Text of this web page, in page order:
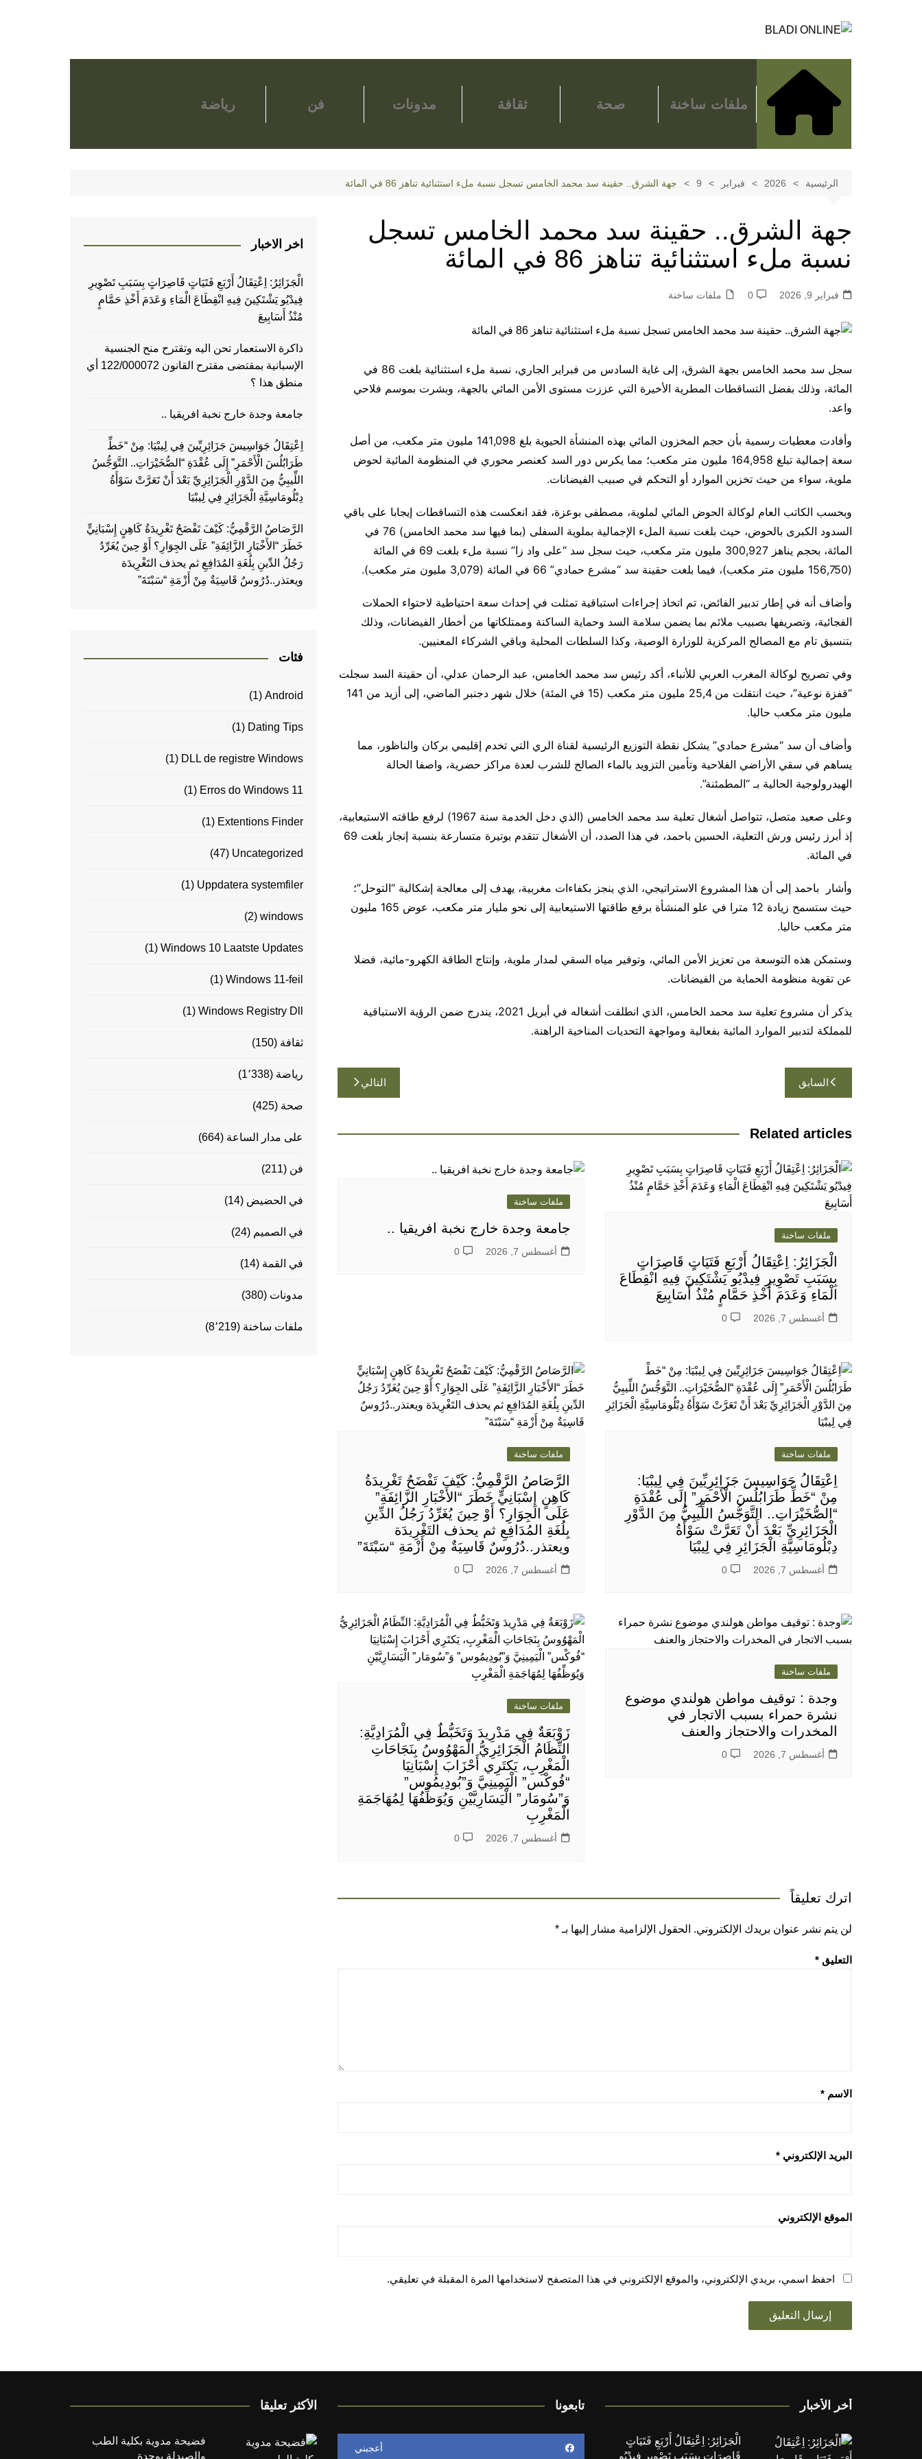
ملفات ساخنة صحة ثقافة مدونات فن رياضة
الرئيسية 2026 فبراير 9 جهة الشرق.. حقينة سد محمد الخامس تسجل نسبة ملء استثنائية تناهز 86 في المائة
جهة الشرق.. حقينة سد محمد الخامس تسجل
نسبة ملء استثنائية تناهز 86 في المائة
فبراير 9, 2026 0 ملفات ساخنة
سجل سد محمد الخامس بجهة الشرق، إلى غاية السادس من فبراير الجاري، نسبة ملء استثنائية بلغت 86 في
المائة، وذلك بفضل التساقطات المطرية الأخيرة التي عززت مستوى الأمن المائي بالجهة، وبشرت بموسم فلاحي
واعد.
وأفادت معطيات رسمية بأن حجم المخزون المائي بهذه المنشأة الحيوية بلغ 141,098 مليون متر مكعب، من أصل
سعة إجمالية تبلغ 164,958 مليون متر مكعب؛ مما يكرس دور السد كعنصر محوري في المنظومة المائية لحوض
ملوية، سواء من حيث تخزين الموارد أو التحكم في صبيب الفيضانات.
وبحسب الكاتب العام لوكالة الحوض المائي لملوية، مصطفى بوعزة، فقد انعكست هذه التساقطات إيجابا على باقي
السدود الكبرى بالحوض، حيث بلغت نسبة الملء الإجمالية بملوية السفلى (بما فيها سد محمد الخامس) 76 في
المائة، بحجم يناهز 300,927 مليون متر مكعب، حيث سجل سد “على واد زا” نسبة ملء بلغت 69 في المائة
(156,750 مليون متر مكعب)، فيما بلغت حقينة سد “مشرع حمادي” 66 في المائة (3,079 مليون متر مكعب).
وأضاف أنه في إطار تدبير الفائض، تم اتخاذ إجراءات استباقية تمثلت في إحداث سعة احتياطية لاحتواء الحملات
الفجائية، وتصريفها بصبيب ملائم بما يضمن سلامة السد وحماية الساكنة وممتلكاتها من أخطار الفيضانات، وذلك
بتنسيق تام مع المصالح المركزية للوزارة الوصية، وكذا السلطات المحلية وباقي الشركاء المعنيين.
وفي تصريح لوكالة المغرب العربي للأنباء، أكد رئيس سد محمد الخامس، عبد الرحمان عدلي، أن حقينة السد سجلت
“قفزة نوعية”، حيث انتقلت من 25,4 مليون متر مكعب (15 في المئة) خلال شهر دجنبر الماضي، إلى أزيد من 141
مليون متر مكعب حاليا.
وأضاف أن سد “مشرع حمادي” يشكل نقطة التوزيع الرئيسية لقناة الري التي تخدم إقليمي بركان والناظور، مما
يساهم في سقي الأراضي الفلاحية وتأمين التزويد بالماء الصالح للشرب لعدة مراكز حضرية، واصفا الحالة
الهيدرولوجية الحالية بـ “المطمئنة”.
وعلى صعيد متصل، تتواصل أشغال تعلية سد محمد الخامس (الذي دخل الخدمة سنة 1967) لرفع طاقته الاستيعابية،
إذ أبرز رئيس ورش التعلية، الحسين باحمد، في هذا الصدد، أن الأشغال تتقدم بوتيرة متسارعة بنسبة إنجاز بلغت 69
في المائة.
وأشار باحمد إلى أن هذا المشروع الاستراتيجي، الذي ينجز بكفاءات مغربية، يهدف إلى معالجة إشكالية “التوحل”؛
حيث ستسمح زيادة 12 مترا في علو المنشأة برفع طاقتها الاستيعابية إلى نحو مليار متر مكعب، عوض 165 مليون
متر مكعب حاليا.
وستمكن هذه التوسعة من تعزيز الأمن المائي، وتوفير مياه السقي لمدار ملوية، وإنتاج الطاقة الكهرو-مائية، فضلا
عن تقوية منظومة الحماية من الفيضانات.
يذكر أن مشروع تعلية سد محمد الخامس، الذي انطلقت أشغاله في أبريل 2021، يندرج ضمن الرؤية الاستباقية
للمملكة لتدبير الموارد المائية بفعالية ومواجهة التحديات المناخية الراهنة.
تصفّح
المقالات
السابق التالي
Related articles
ملفات ساخنة
الْجَزَائِرُ: اِعْتِقَالُ أَرْبَعِ فَتَيَاتٍ قَاصِرَاتٍ
بِسَبَبِ تَصْوِيرِ فِيدْيُو يَشْتَكِينَ فِيهِ انْقِطَاعَ
الْمَاءِ وَعَدَمَ أَخْذِ حَمَّامٍ مُنْذُ أَسَابِيعَ
أغسطس 7, 2026 0
ملفات ساخنة
جامعة وجدة خارج نخبة افريقيا ..
أغسطس 7, 2026 0
ملفات ساخنة
اِعْتِقَالُ جَوَاسِيسَ جَزَائِرِيِّينَ فِي لِيبْيَا:
مِنْ “خَطِّ طَرَابُلُسَ الْأَحْمَرِ” إِلَى عُقْدَةِ
“الصُّخَيْرَاتِ.. التَّوَجُّسُ اللِّيبِيُّ مِنَ الدَّوْرِ
الْجَزَائِرِيِّ بَعْدَ أَنْ تَعَرَّتْ سَوْأَةُ
دِبْلُومَاسِيَّةِ الْجَزَائِرِ فِي لِيبْيَا
أغسطس 7, 2026 0
ملفات ساخنة
الرَّصَاصُ الرَّقْمِيُّ: كَيْفَ تَفْضَحُ تَغْرِيدَةُ
كَاهِنٍ إِسْبَانِيٍّ خَطَرَ “الأَخْبَارِ الزَّائِفَةِ”
عَلَى الجِوَارِ؟ أَوْ حِينَ يُغَرِّدُ رَجُلُ الدِّينِ
بِلُغَةِ المُدَافِعِ ثم يحذف التَغْرِيدَة
ويعتذر..دُرُوسٌ قَاسِيَةٌ مِنْ أَزْمَةِ “سَبْتَةَ”
أغسطس 7, 2026 0
ملفات ساخنة
وجدة : توقيف مواطن هولندي موضوع
نشرة حمراء بسبب الاتجار في
المخدرات والاحتجاز والعنف
أغسطس 7, 2026 0
ملفات ساخنة
زَوْبَعَةٌ فِي مَدْرِيدَ وَتَخَبُّطٌ فِي الْمُرَادِيَّةِ:
النِّظَامُ الْجَزَائِرِيُّ الْمَهْوُوسُ بِنَجَاحَاتِ
الْمَغْرِبِ، يَكتَرِي أَحْزَابَ إِسْبَانِيَا
“فُوكْس” الْيَمِينِيَّ وَ”بُودِيمُوس”
وَ”سُومَار” الْيَسَارِيَّيْنِ وَيُوَظِّفُهَا لِمُهَاجَمَةِ
الْمَغْرِبِ
أغسطس 7, 2026 0
اترك تعليقاً
لن يتم نشر عنوان بريدك الإلكتروني. الحقول الإلزامية مشار إليها بـ *
التعليق *
الاسم *
البريد الإلكتروني *
الموقع الإلكتروني
احفظ اسمي، بريدي الإلكتروني، والموقع الإلكتروني في هذا المتصفح لاستخدامها المرة المقبلة في تعليقي.
اخر الاخبار
الْجَزَائِرُ: اِعْتِقَالُ أَرْبَعِ فَتَيَاتٍ قَاصِرَاتٍ بِسَبَبِ تَصْوِيرِ
فِيدْيُو يَشْتَكِينَ فِيهِ انْقِطَاعَ الْمَاءِ وَعَدَمَ أَخْذِ حَمَّامٍ
مُنْذُ أَسَابِيعَ
ذاكرة الاستعمار تحن اليه وتقترح منح الجنسية
الإسبانية بمقتضى مقترح القانون 122/000072 أي
منطق هذا ؟
جامعة وجدة خارج نخبة افريقيا ..
اِعْتِقَالُ جَوَاسِيسَ جَزَائِرِيِّينَ فِي لِيبْيَا: مِنْ “خَطِّ
طَرَابُلُسَ الْأَحْمَرِ” إِلَى عُقْدَةِ “الصُّخَيْرَاتِ.. التَّوَجُّسُ
اللِّيبِيُّ مِنَ الدَّوْرِ الْجَزَائِرِيِّ بَعْدَ أَنْ تَعَرَّتْ سَوْأَةُ
دِبْلُومَاسِيَّةِ الْجَزَائِرِ فِي لِيبْيَا
الرَّصَاصُ الرَّقْمِيُّ: كَيْفَ تَفْضَحُ تَغْرِيدَةُ كَاهِنٍ إِسْبَانِيٍّ
خَطَرَ “الأَخْبَارِ الزَّائِفَةِ” عَلَى الجِوَارِ؟ أَوْ حِينَ يُغَرِّدُ
رَجُلُ الدِّينِ بِلُغَةِ المُدَافِعِ ثم يحذف التَغْرِيدَة
ويعتذر..دُرُوسٌ قَاسِيَةٌ مِنْ أَزْمَةِ “سَبْتَةَ”
فئات
Android
(1)
Dating Tips
(1)
DLL de registre Windows
(1)
Erros do Windows 11
(1)
Extentions Finder
(1)
Uncategorized
(47)
Uppdatera systemfiler
(1)
windows
(2)
Windows 10 Laatste Updates
(1)
Windows 11-feil
(1)
Windows Registry Dll
(1)
ثقافة (150)
رياضة (1٬338)
صحة (425)
على مدار الساعة (664)
فن (211)
في الحضيض (14)
في الصميم (24)
في القمة (14)
مدونات (380)
ملفات ساخنة (8٬219)
أخر الأخبار
الْجَزَائِرُ: اِعْتِقَالُ أَرْبَعِ فَتَيَاتٍ
قَاصِرَاتٍ بِسَبَبِ تَصْوِيرِ فِيدْيُو
تابعونا
أعجبني
الأكثر تعليقا
فضيحة مدوية بكلية الطب
والصيدلة بوجدة